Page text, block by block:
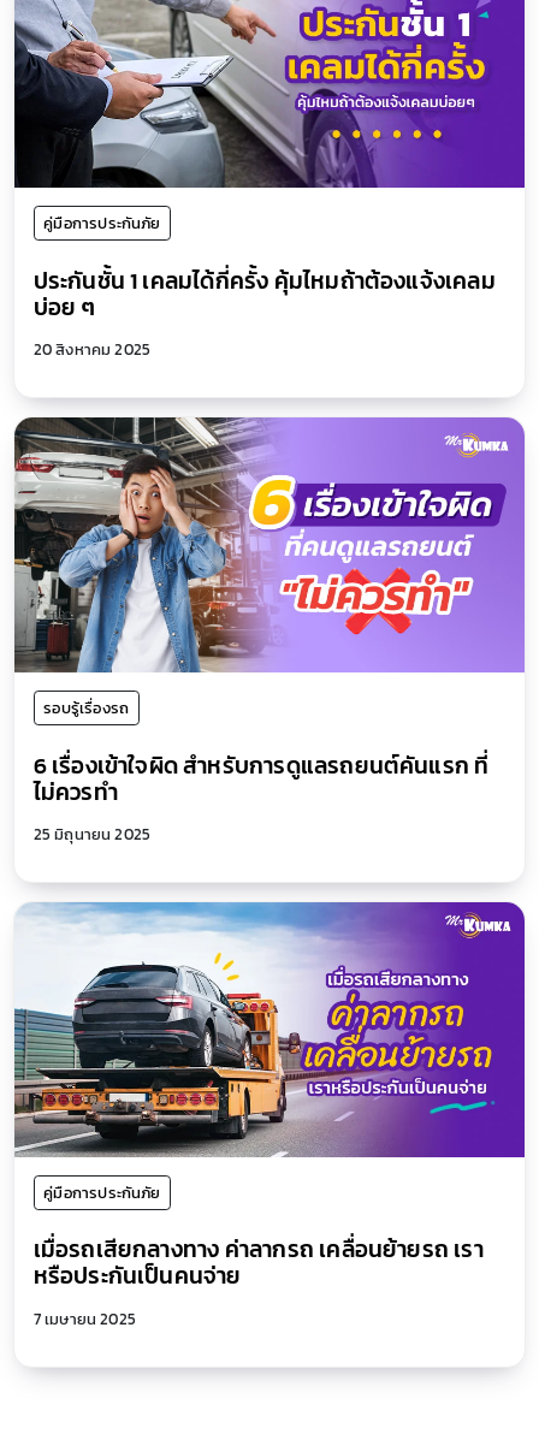
คู่มือการประกันภัย
ประกันชั้น 1 เคลมได้กี่ครั้ง คุ้มไหมถ้าต้องแจ้งเคลม
บ่อย ๆ
20 สิงหาคม 2025
รอบรู้เรื่องรถ
6 เรื่องเข้าใจผิด สำหรับการดูแลรถยนต์คันแรก ที่
ไม่ควรทำ
25 มิถุนายน 2025
คู่มือการประกันภัย
เมื่อรถเสียกลางทาง ค่าลากรถ เคลื่อนย้ายรถ เรา
หรือประกันเป็นคนจ่าย
7 เมษายน 2025